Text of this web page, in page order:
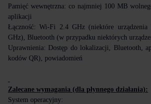
Pamięć wewnętrzna: co najmniej 100 MB
aplikacji
Łączność: Wi-Fi 2.4 GHz (niektóre
GHz), Bluetooth (w przypadku niektórych
Uprawnienia: Dostęp do lokalizacji, Bluetooth,
kodów QR), powiadomień
Zalecane wymagania (dla płynnego działania):
System operacyjny: